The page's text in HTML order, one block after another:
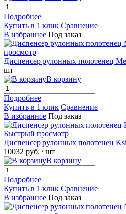
Подробнее
Купить в 1 клик Сравнение
В избранное Под заказ
просмотр
Диспенсер рулонных полотенец
шт
В корзину
Подробнее
Купить в 1 клик Сравнение
В избранное Под заказ
Быстрый просмотр
Диспенсер рулонных полотенец
10032 руб. / шт
В корзину
Подробнее
Купить в 1 клик Сравнение
В избранное Под заказ